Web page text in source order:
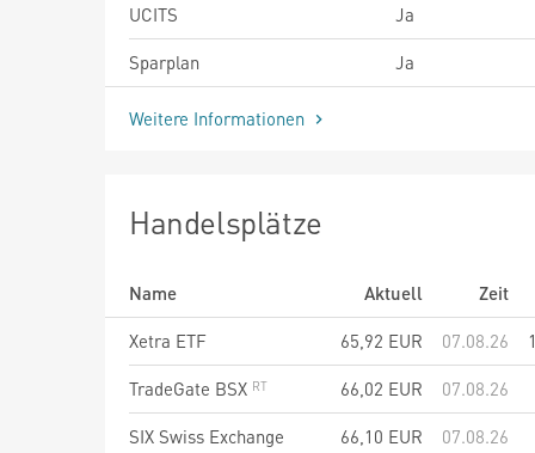
UCITS
Ja
Sparplan
Ja
Weitere Informationen
Handelsplätze
Name Aktuell
Zeit
Xetra ETF
65,92 EUR 07.08.26
TradeGate BSX
66,02 EUR
07.08.26
SIX Swiss Exchange
66,10 EUR
07.08.26